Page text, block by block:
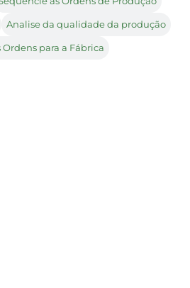
Analise da qualidade da produção
Ordens para a Fábrica